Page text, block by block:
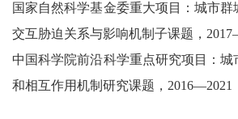
国家自然科学基金委重大项目：城市
交互胁迫关系与影响机制子课题，
中国科学院前沿科学重点研究项目：城
和相互作用机制研究课题，2016—2021